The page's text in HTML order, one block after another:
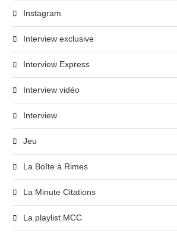
Instagram
Interview exclusive
Interview Express
Interview vidéo
Interview
Jeu
La Boîte à Rimes
La Minute Citations
La playlist MCC